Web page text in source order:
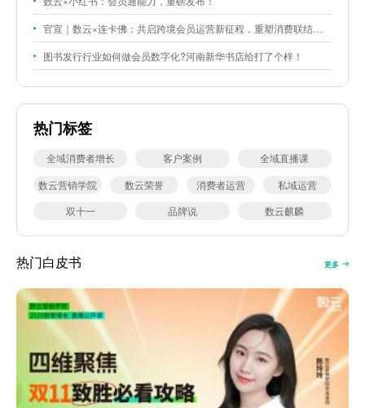
官宣｜数云×连卡佛：共启跨境会员运营新征程，重塑消费联结新体验
图书发行行业如何做会员数字化?河南新华书店给打了个样！
热门标签
全域消费者增长 客户案例
全域直播课
数云营销学院
数云荣誉 消费者运营
私域运营
双十一
品牌说 数云麒麟
热门白皮书 更多